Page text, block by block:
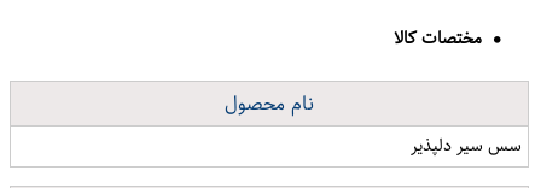
مختصات کالا
نام محصول
سس سیر دلپذیر